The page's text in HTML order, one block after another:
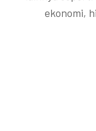
ekonomi,